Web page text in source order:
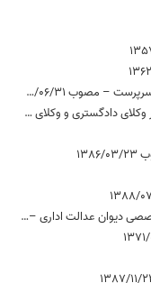
قانون حمایت از کودکان و نوجوانان بی‌سرپرست و بدسرپرست – مصوب 1392/06/31
آیین‌نامه تعرفه حق‌الوکاله، حق‌المشاوره و هزینه سفر وکلای دادگستری و وکلای موضوع ماده 187 قانون برنامه سوم توسعه جمهوری اسلامی ‌ایران – مصوب 1385/04/27
23
آیین‌نامه اداره جلسات هیات عمومی و هیات‌های تخصصی دیوان عدالت اداری – مصوب 1393/11/04